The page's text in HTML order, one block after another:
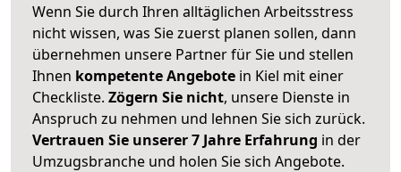
Wenn Sie durch Ihren alltäglichen Arbeitsstress
nicht wissen, was Sie zuerst planen sollen, dann
übernehmen unsere Partner für Sie und stellen
Ihnen kompetente Angebote in Kiel mit einer
Checkliste. Zögern Sie nicht, unsere Dienste in
Anspruch zu nehmen und lehnen Sie sich zurück.
Vertrauen Sie unserer 7 Jahre Erfahrung in der
Umzugsbranche und holen Sie sich Angebote.